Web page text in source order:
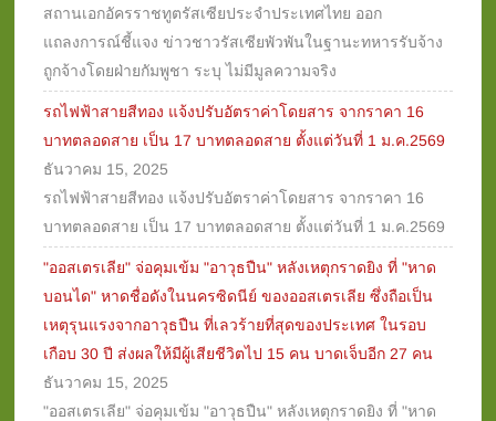
สถานเอกอัครราชทูตรัสเซียประจำประเทศไทย ออก
แถลงการณ์ชี้แจง ข่าวชาวรัสเซียพัวพันในฐานะทหารรับจ้าง
ถูกจ้างโดยฝ่ายกัมพูชา ระบุ ไม่มีมูลความจริง
รถไฟฟ้าสายสีทอง แจ้งปรับอัตราค่าโดยสาร จากราคา 16
บาทตลอดสาย เป็น 17 บาทตลอดสาย ตั้งแต่วันที่ 1 ม.ค.2569
ธันวาคม 15, 2025
รถไฟฟ้าสายสีทอง แจ้งปรับอัตราค่าโดยสาร จากราคา 16
บาทตลอดสาย เป็น 17 บาทตลอดสาย ตั้งแต่วันที่ 1 ม.ค.2569
"ออสเตรเลีย" จ่อคุมเข้ม "อาวุธปืน" หลังเหตุกราดยิง ที่ "หาด
บอนได" หาดชื่อดังในนครซิดนีย์ ของออสเตรเลีย ซึ่งถือเป็น
เหตุรุนแรงจากอาวุธปืน ที่เลวร้ายที่สุดของประเทศ ในรอบ
เกือบ 30 ปี ส่งผลให้มีผู้เสียชีวิตไป 15 คน บาดเจ็บอีก 27 คน
ธันวาคม 15, 2025
"ออสเตรเลีย" จ่อคุมเข้ม "อาวุธปืน" หลังเหตุกราดยิง ที่ "หาด